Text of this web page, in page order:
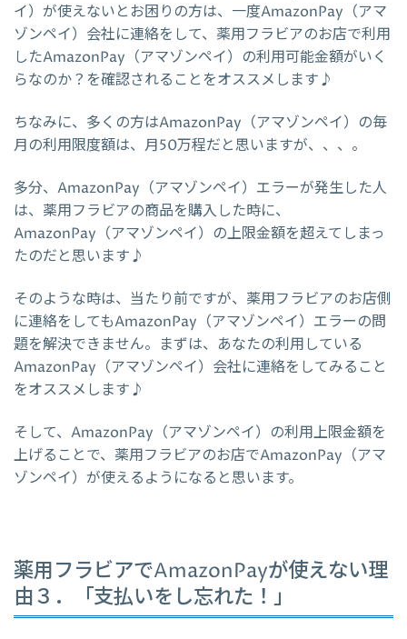
イ）が使えないとお困りの方は、一度AmazonPay（アマ
ゾンペイ）会社に連絡をして、薬用フラビアのお店で利用
したAmazonPay（アマゾンペイ）の利用可能金額がいく
らなのか？を確認されることをオススメします♪
ちなみに、多くの方はAmazonPay（アマゾンペイ）の毎
月の利用限度額は、月50万程だと思いますが、、、。
多分、AmazonPay（アマゾンペイ）エラーが発生した人
は、薬用フラビアの商品を購入した時に、
AmazonPay（アマゾンペイ）の上限金額を超えてしまっ
たのだと思います♪
そのような時は、当たり前ですが、薬用フラビアのお店側
に連絡をしてもAmazonPay（アマゾンペイ）エラーの問
題を解決できません。まずは、あなたの利用している
AmazonPay（アマゾンペイ）会社に連絡をしてみること
をオススメします♪
そして、AmazonPay（アマゾンペイ）の利用上限金額を
上げることで、薬用フラビアのお店でAmazonPay（アマ
ゾンペイ）が使えるようになると思います。
薬用フラビアでAmazonPayが使えない理
由３．「支払いをし忘れた！」